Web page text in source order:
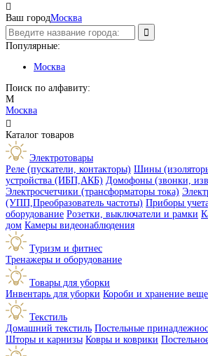

Ваш городМосква
Популярные:
Москва
Поиск по алфавиту:
М
Москва

Каталог товаров
Электротовары
Реле (пускатели, контакторы) Шины
устройства (ИБП,АКБ) Домофоны (звонки,
Электросчетчики (трансформаторы тока)
(УПП,Преобразователь частоты) Приборы
оборудование Розетки, выключатели и рамки
дом Камеры видеонаблюдения
Туризм и фитнес
Тренажеры и оборудование
Товары для уборки
Инвентарь для уборки Короби и хранение
Текстиль
Домашний текстиль Постельные
Шторы и карнизы Ковры и коврики